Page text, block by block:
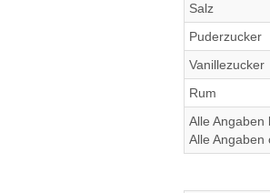
Salz
Puderzucker
Vanillezucker
Rum
Alle Angaben
Alle Angaben